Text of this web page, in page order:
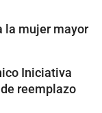
la mujer mayor
Iniciativa
reemplazo